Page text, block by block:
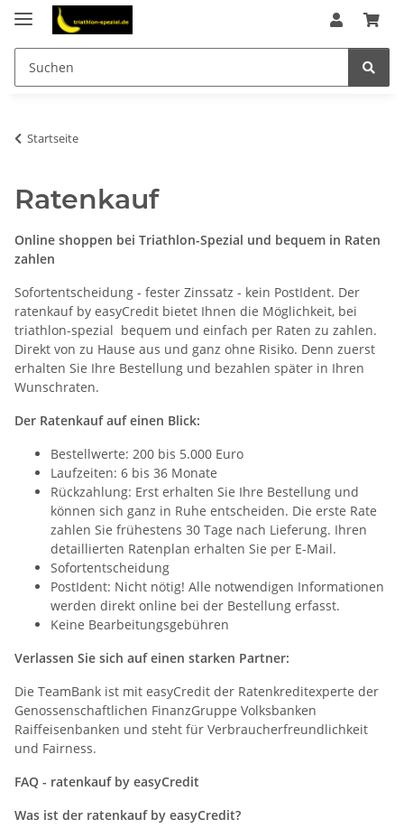
Startseite
Ratenkauf
Online shoppen bei Triathlon-Spezial und bequem in Raten
zahlen
Sofortentscheidung - fester Zinssatz - kein PostIdent. Der
ratenkauf by easyCredit bietet Ihnen die Möglichkeit, bei
triathlon-spezial bequem und einfach per Raten zu zahlen.
Direkt von zu Hause aus und ganz ohne Risiko. Denn zuerst
erhalten Sie Ihre Bestellung und bezahlen später in Ihren
Wunschraten.
Der Ratenkauf auf einen Blick:
Bestellwerte: 200 bis 5.000 Euro
Laufzeiten: 6 bis 36 Monate
Rückzahlung: Erst erhalten Sie Ihre Bestellung und
können sich ganz in Ruhe entscheiden. Die erste Rate
zahlen Sie frühestens 30 Tage nach Lieferung. Ihren
detaillierten Ratenplan erhalten Sie per E-Mail.
Sofortentscheidung
PostIdent: Nicht nötig! Alle notwendigen Informationen
werden direkt online bei der Bestellung erfasst.
Keine Bearbeitungsgebühren
Verlassen Sie sich auf einen starken Partner:
Die TeamBank ist mit easyCredit der Ratenkreditexperte der
Genossenschaftlichen FinanzGruppe Volksbanken
Raiffeisenbanken und steht für Verbraucherfreundlichkeit
und Fairness.
FAQ - ratenkauf by easyCredit
Was ist der ratenkauf by easyCredit?